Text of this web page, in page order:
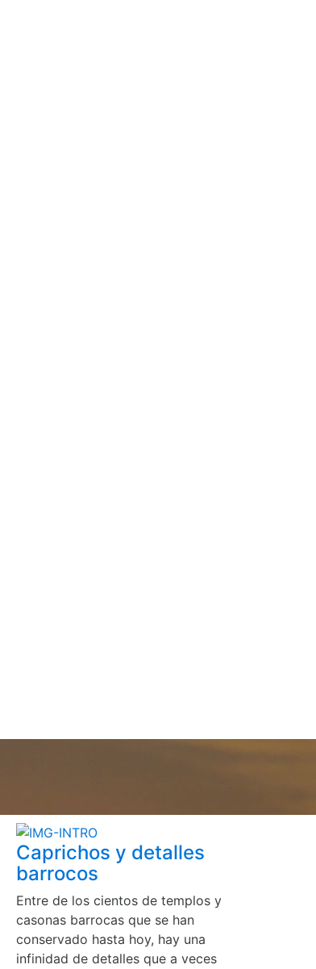
Caprichos y detalles
barrocos
Entre de los cientos de templos y
casonas barrocas que se han
conservado hasta hoy, hay una
infinidad de detalles que a veces